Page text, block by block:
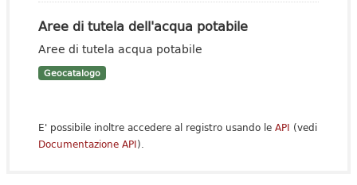
Aree di tutela dell'acqua potabile
Aree di tutela acqua potabile
Geocatalogo
E' possibile inoltre accedere al registro usando le API (vedi
Documentazione API).